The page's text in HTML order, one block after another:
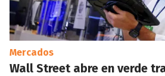
Mercados
Wall Street abre en verde